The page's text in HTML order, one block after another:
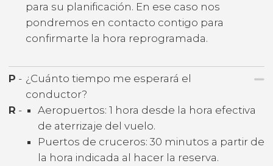
para su planificación. En ese caso nos
pondremos en contacto contigo para
confirmarte la hora reprogramada.
P - ¿Cuánto tiempo me esperará el
conductor?
R -
Aeropuertos: 1 hora desde la hora efectiva
de aterrizaje del vuelo.
Puertos de cruceros: 30 minutos a partir de
la hora indicada al hacer la reserva.